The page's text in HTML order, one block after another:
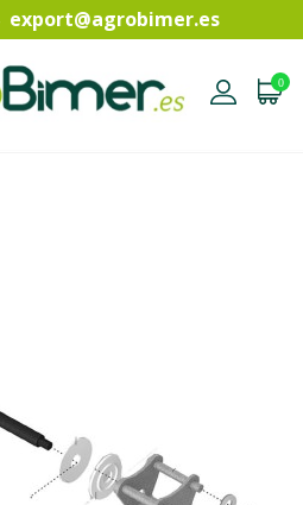
export@agrobimer.es
0